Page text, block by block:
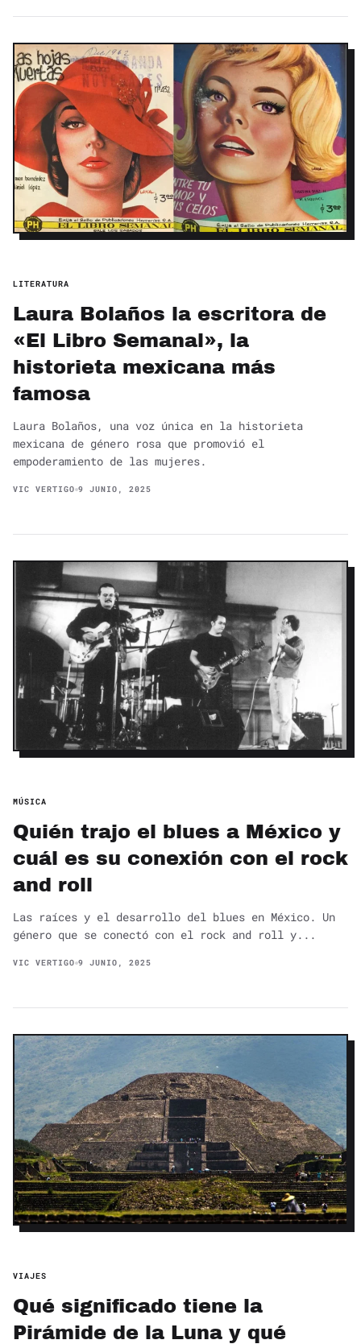
LITERATURA
Laura Bolaños la escritora de
«El Libro Semanal», la
historieta mexicana más
famosa
Laura Bolaños, una voz única en la historieta
mexicana de género rosa que promovió el
empoderamiento de las mujeres.
VIC VERTIGO 9 JUNIO, 2025
MÚSICA
Quién trajo el blues a México y
cuál es su conexión con el rock
and roll
Las raíces y el desarrollo del blues en México. Un
género que se conectó con el rock and roll y...
VIC VERTIGO 9 JUNIO, 2025
VIAJES
Qué significado tiene la
Pirámide de la Luna y qué